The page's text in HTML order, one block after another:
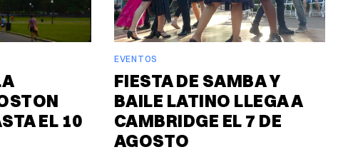
EL 10
EVENTOS
FIESTA DE SAMBA Y
BAILE LATINO LLEGA A
CAMBRIDGE EL 7 DE
AGOSTO